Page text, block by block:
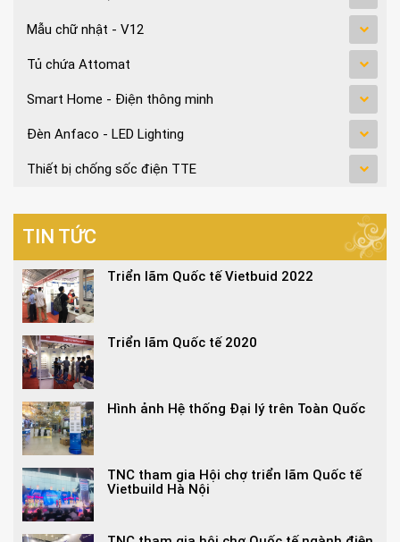
Mẫu chữ nhật - V12
Tủ chứa Attomat
Smart Home - Điện thông minh
Đèn Anfaco - LED Lighting
Thiết bị chống sốc điện TTE
TIN TỨC
Triển lãm Quốc tế Vietbuid 2022
Triển lãm Quốc tế 2020
Hình ảnh Hệ thống Đại lý trên Toàn Quốc
TNC tham gia Hội chợ triển lãm Quốc tế
Vietbuild Hà Nội